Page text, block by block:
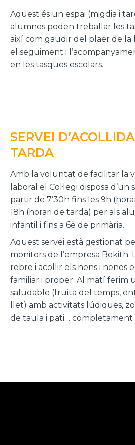
Aquest és un espai (migdia i
alumnes poden treballar les
així com gaudir del plaer de la
el seguiment i
en les tasques escolars.
SERVEI
TARDA
Amb la voluntat de facilitar la
laboral el Col·legi disposa d’un
partir de 7’30h fins les 9h
18h (horari de tarda) per als
infantil i fins a 6è de primària.
Aquest servei està gestionat
monitors de l’empresa Bekith.
rebre i acollir els nens i nenes
familiar i proper. Al matí ferim
saludable (fruita del temps,
llet) amb activitats lúdiques,
de taula i pati… completament